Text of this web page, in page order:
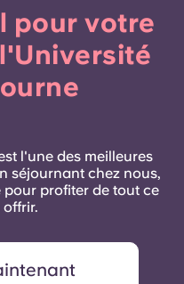
pour votre
l'une des meilleures
séjournant chez nous,
pour profiter de tout ce